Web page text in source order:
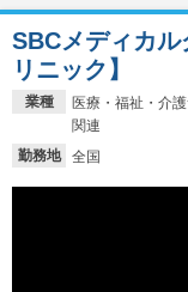
業種
医療・福祉・介
関連
勤務地
全国
SBCメディカ
リニック】